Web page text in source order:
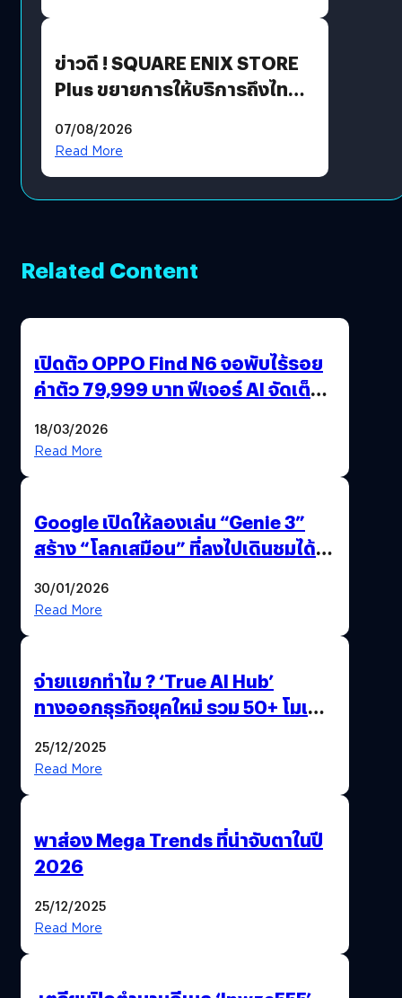
ข่าวดี ! SQUARE ENIX STORE
Plus ขยายการให้บริการถึงไทย
โดยตรง
07/08/2026
Read More
Related Content
เปิดตัว OPPO Find N6 จอพับไร้รอย
ค่าตัว 79,999 บาท ฟีเจอร์ AI จัดเต็ม
18/03/2026
Read More
Google เปิดให้ลองเล่น “Genie 3”
สร้าง “โลกเสมือน” ที่ลงไปเดินชมได้
30/01/2026
Read More
จ่ายแยกทำไม ? ‘True AI Hub’
ทางออกธุรกิจยุคใหม่ รวม 50+ โมเดล
25/12/2025
Read More
พาส่อง Mega Trends ที่น่าจับตาในปี
2026
25/12/2025
Read More